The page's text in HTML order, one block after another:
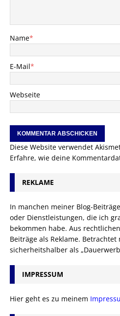
Name*
E-Mail*
Webseite
Diese Website verwendet
Erfahre, wie deine
REKLAME
In manchen meiner Blog-
oder Dienstleistungen, die ich
bekommen habe. Aus
Beiträge als Reklame.
sicherheitshalber als
IMPRESSUM
Hier geht es zu meinem